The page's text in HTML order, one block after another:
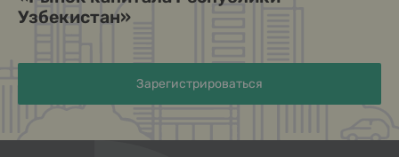
Узбекистан»
Зарегистрироваться